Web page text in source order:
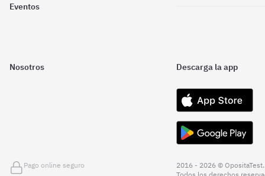
Eventos
Nosotros Descarga la app
Pago online seguro
2016 - 2026 © OpositaTest.